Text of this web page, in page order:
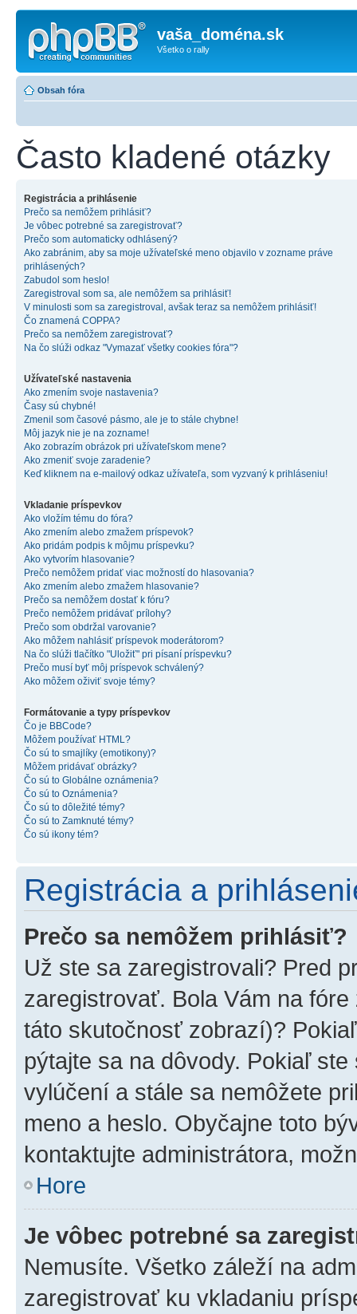
vaša_doména.sk
Všetko o rally
Obsah fóra
Často kladené otázky
Registrácia a prihlásenie
Prečo sa nemôžem prihlásiť?
Je vôbec potrebné sa zaregistrovať?
Prečo som automaticky odhlásený?
Ako zabránim, aby sa moje užívateľské meno objavilo v zozname práve
prihlásených?
Zabudol som heslo!
Zaregistroval som sa, ale nemôžem sa prihlásiť!
V minulosti som sa zaregistroval, avšak teraz sa nemôžem prihlásiť!
Čo znamená COPPA?
Prečo sa nemôžem zaregistrovať?
Na čo slúži odkaz "Vymazať všetky cookies fóra"?
Užívateľské nastavenia
Ako zmením svoje nastavenia?
Časy sú chybné!
Zmenil som časové pásmo, ale je to stále chybne!
Môj jazyk nie je na zozname!
Ako zobrazím obrázok pri užívateľskom mene?
Ako zmeniť svoje zaradenie?
Keď kliknem na e-mailový odkaz užívateľa, som vyzvaný k prihláseniu!
Vkladanie príspevkov
Ako vložím tému do fóra?
Ako zmením alebo zmažem príspevok?
Ako pridám podpis k môjmu príspevku?
Ako vytvorím hlasovanie?
Prečo nemôžem pridať viac možností do hlasovania?
Ako zmením alebo zmažem hlasovanie?
Prečo sa nemôžem dostať k fóru?
Prečo nemôžem pridávať prílohy?
Prečo som obdržal varovanie?
Ako môžem nahlásiť príspevok moderátorom?
Na čo slúži tlačítko "Uložiť" pri písaní príspevku?
Prečo musí byť môj príspevok schválený?
Ako môžem oživiť svoje témy?
Formátovanie a typy príspevkov
Čo je BBCode?
Môžem používať HTML?
Čo sú to smajlíky (emotikony)?
Môžem pridávať obrázky?
Čo sú to Globálne oznámenia?
Čo sú to Oznámenia?
Čo sú to dôležité témy?
Čo sú to Zamknuté témy?
Čo sú ikony tém?
Registrácia a
Prečo sa nemôžem prihlásiť?
Už ste sa zaregistrovali? Pred
zaregistrovať. Bola Vám na
táto skutočnosť zobrazí)?
pýtajte sa na dôvody. Pokiaľ
vylúčení a stále sa nemôžete
meno a heslo. Obyčajne toto
kontaktujte administrátora,
Hore
Je vôbec potrebné sa
Nemusíte. Všetko záleží na
zaregistrovať ku vkladaniu